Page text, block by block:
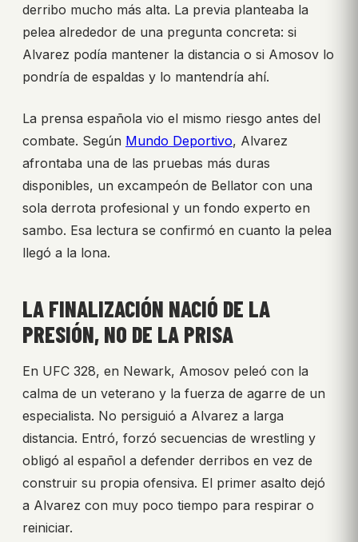
derribo mucho más alta. La previa planteaba la
pelea alrededor de una pregunta concreta: si
Alvarez podía mantener la distancia o si Amosov lo
pondría de espaldas y lo mantendría ahí.
La prensa española vio el mismo riesgo antes del
combate. Según Mundo Deportivo, Alvarez
afrontaba una de las pruebas más duras
disponibles, un excampeón de Bellator con una
sola derrota profesional y un fondo experto en
sambo. Esa lectura se confirmó en cuanto la pelea
llegó a la lona.
LA FINALIZACIÓN NACIÓ DE LA
PRESIÓN, NO DE LA PRISA
En UFC 328, en Newark, Amosov peleó con la
calma de un veterano y la fuerza de agarre de un
especialista. No persiguió a Alvarez a larga
distancia. Entró, forzó secuencias de wrestling y
obligó al español a defender derribos en vez de
construir su propia ofensiva. El primer asalto dejó
a Alvarez con muy poco tiempo para respirar o
reiniciar.